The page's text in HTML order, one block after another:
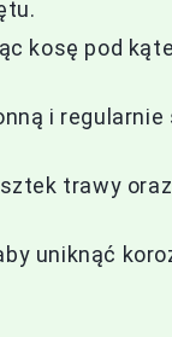
kosę pod
i
trawy
uniknąć